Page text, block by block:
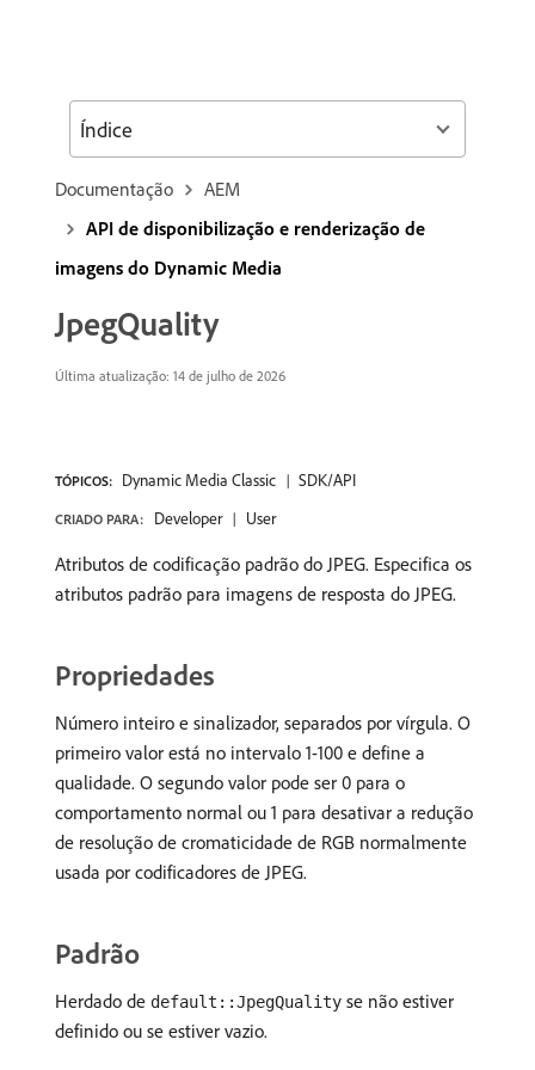
Documentação
AEM
API de disponibilização e renderização de
imagens do Dynamic Media
JpegQuality
Última atualização: 14 de julho de 2026
TÓPICOS: Dynamic Media Classic SDK/API
CRIADO PARA: Developer User
Atributos de codificação padrão do JPEG. Especifica os
atributos padrão para imagens de resposta do JPEG.
Propriedades
Número inteiro e sinalizador, separados por vírgula. O
primeiro valor está no intervalo 1-100 e define a
qualidade. O segundo valor pode ser 0 para o
comportamento normal ou 1 para desativar a redução
de resolução de cromaticidade de RGB normalmente
usada por codificadores de JPEG.
Padrão
Herdado de default::JpegQuality se não estiver
definido ou se estiver vazio.
Índice